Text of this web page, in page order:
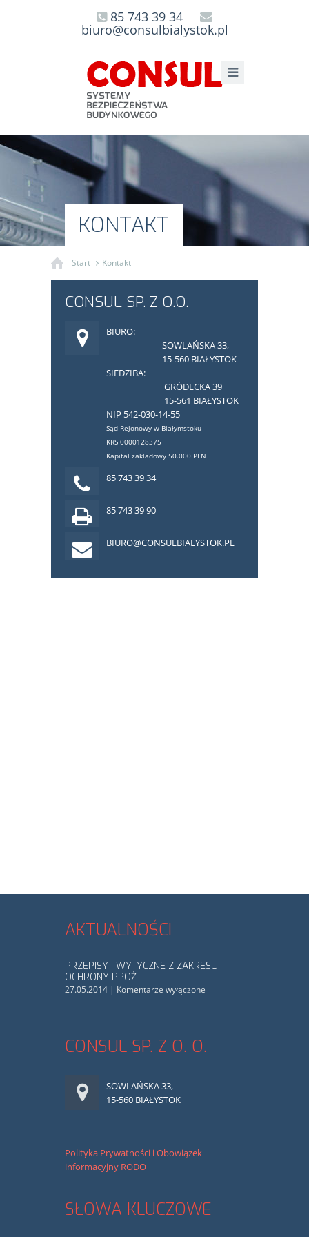
85 743 39 34
biuro@consulbialystok.pl
KONTAKT
Start Kontakt
CONSUL SP. Z O.O.
BIURO:
SOWLAŃSKA 33,
15-560 BIAŁYSTOK
SIEDZIBA:
GRÓDECKA 39
15-561 BIAŁYSTOK
NIP 542-030-14-55
Sąd Rejonowy w Białymstoku
KRS 0000128375
Kapitał zakładowy 50.000 PLN
85 743 39 34
85 743 39 90
BIURO@CONSULBIALYSTOK.PL
AKTUALNOŚCI
PRZEPISY I WYTYCZNE Z ZAKRESU
OCHRONY PPOŻ
27.05.2014 | Komentarze wyłączone
CONSUL SP. Z O. O.
SOWLAŃSKA 33,
15-560 BIAŁYSTOK
Polityka Prywatności i Obowiązek
informacyjny RODO
SŁOWA KLUCZOWE